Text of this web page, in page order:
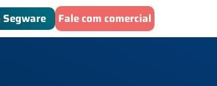
Segware Fale com comercial